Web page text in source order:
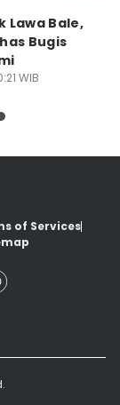
Lawa Bale,
Bugis
WIB
of Services